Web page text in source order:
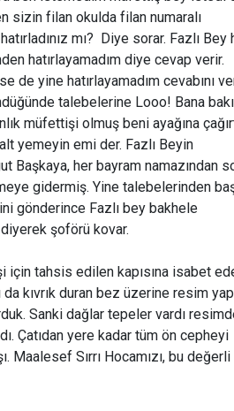
sizin filan okulda filan numaralı
mı?  Diye sorar. Fazlı Bey
hatırlayamadım diye cevap verir.
yine hatırlayamadım cevabını
talebelerine Looo! Bana
müfettişi olmuş beni ayağına
emi der. Fazlı Beyin
Başkaya, her bayram namazından
gidermiş. Yine talebelerinden
gönderince Fazlı bey bakhele
diyerek şoförü kovar.
tahsis edilen kapısına isabet
kıvrık duran bez üzerine resim
Sanki dağlar tepeler vardı
Çatıdan yere kadar tüm ön cepheyi
Maalesef Sırrı Hocamızı, bu değerli